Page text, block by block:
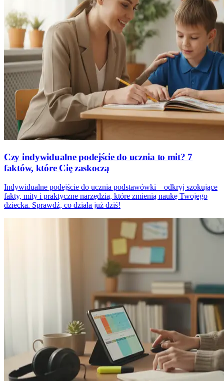
Czy indywidualne podejście do ucznia to mit? 7
faktów, które Cię zaskoczą
Indywidualne podejście do ucznia podstawówki – odkryj szokujące
fakty, mity i praktyczne narzędzia, które zmienią naukę Twojego
dziecka. Sprawdź, co działa już dziś!